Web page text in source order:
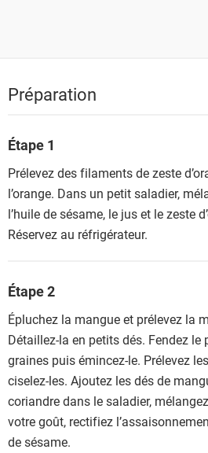
Préparation
Étape 1
Prélevez des filaments de zeste
l’orange. Dans un petit saladier,
l’huile de sésame, le jus et le zeste
Réservez au réfrigérateur.
Étape 2
Épluchez la mangue et prélevez la
Détaillez-la en petits dés. Fendez le
graines puis émincez-le. Prélevez
ciselez-les. Ajoutez les dés de
coriandre dans le saladier,
votre goût, rectifiez
de sésame.